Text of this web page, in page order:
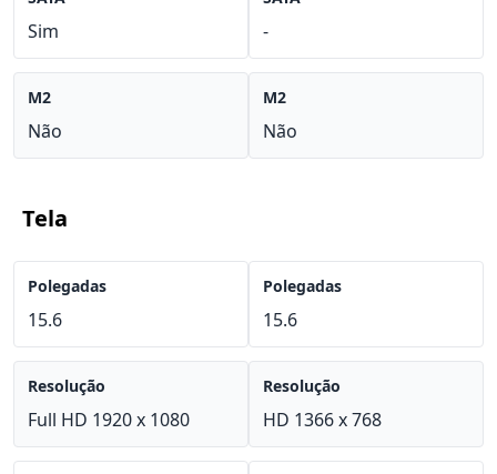
Sim
M2
Não
-
M2
Não
Tela
Polegadas
15.6
Resolução
Full HD 1920 x 1080
Polegadas
15.6
Resolução
HD 1366 x 768